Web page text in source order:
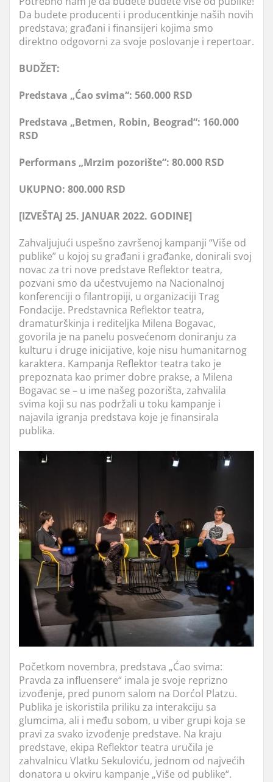
Da budete producenti i producentkinje naših novih
predstava; građani i finansijeri kojima smo
direktno odgovorni za svoje poslovanje i repertoar.
BUDŽET:
Predstava „Ćao svima“: 560.000 RSD
Predstava „Betmen, Robin, Beograd“: 160.000
RSD
Performans „Mrzim pozorište“: 80.000 RSD
UKUPNO: 800.000 RSD
[IZVEŠTAJ 25. JANUAR 2022. GODINE]
Zahvaljujući uspešno završenoj kampanji “Više od
publike” u kojoj su građani i građanke, donirali svoj
novac za tri nove predstave Reflektor teatra,
pozvani smo da učestvujemo na Nacionalnoj
konferenciji o filantropiji, u organizaciji Trag
Fondacije. Predstavnica Reflektor teatra,
dramaturškinja i rediteljka Milena Bogavac,
govorila je na panelu posvećenom doniranju za
kulturu i druge inicijative, koje nisu humanitarnog
karaktera. Kampanja Reflektor teatra tako je
prepoznata kao primer dobre prakse, a Milena
Bogavac se – u ime našeg pozorišta, zahvalila
svima koji su nas podržali u toku kampanje i
najavila igranja predstava koje je finansirala
publika.
Početkom novembra, predstava „Ćao svima:
Pravda za influensere“ imala je svoje reprizno
izvođenje, pred punom salom na Dorćol Platzu.
Publika je iskoristila priliku za interakciju sa
glumcima, ali i među sobom, u viber grupi koja se
pravi za svako izvođenje predstave. Na kraju
predstave, ekipa Reflektor teatra uručila je
zahvalnicu Vlatku Sekuloviću, jednom od najvećih
donatora u okviru kampanje „Više od publike“.